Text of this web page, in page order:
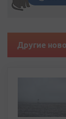
Другие